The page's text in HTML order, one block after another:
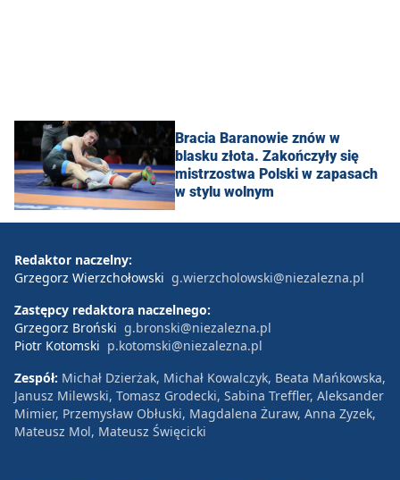
Bracia Baranowie znów w
blasku złota. Zakończyły się
mistrzostwa Polski w zapasach
w stylu wolnym
Redaktor naczelny:
Grzegorz Wierzchołowski g.wierzcholowski@niezalezna.pl
Zastępcy redaktora naczelnego:
Grzegorz Broński g.bronski@niezalezna.pl
Piotr Kotomski p.kotomski@niezalezna.pl
Zespół: Michał Dzierżak, Michał Kowalczyk, Beata Mańkowska,
Janusz Milewski, Tomasz Grodecki, Sabina Treffler, Aleksander
Mimier, Przemysław Obłuski, Magdalena Żuraw, Anna Zyzek,
Mateusz Mol, Mateusz Święcicki